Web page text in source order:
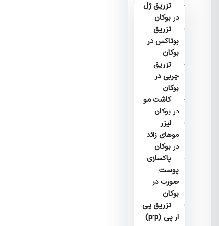
تزریق ژل
در بوکان
تزریق
بوتاکس در
بوکان
تزریق
چربی در
بوکان
کاشت مو
در بوکان
لیزر
موهای زائد
در بوکان
پاکسازی
پوست
صورت در
بوکان
تزریق پی
ار پی (prp)